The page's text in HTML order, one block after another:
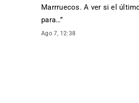
Marrruecos. A ver si el
para…”
Ago 7, 12:38